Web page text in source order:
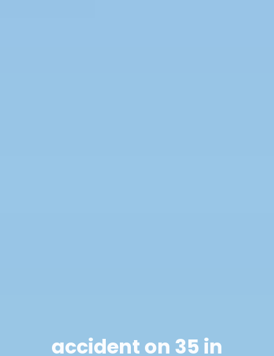
accident on 35 in